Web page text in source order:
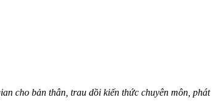
cho bản thân, trau dồi kiến thức chuyên môn, phát